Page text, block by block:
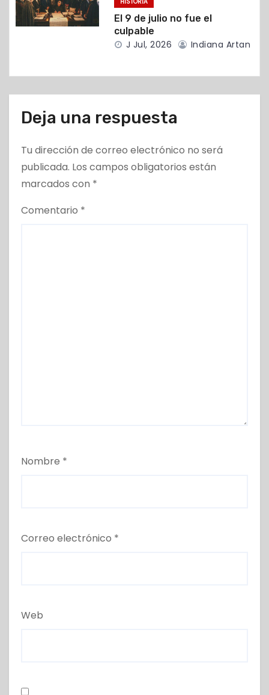
a
El 9 de julio no fue el
culpable
J Jul, 2026 Indiana Artan
Deja una respuesta
Tu dirección de correo electrónico no será
publicada. Los campos obligatorios están
marcados con *
Comentario *
Nombre *
Correo electrónico *
Web